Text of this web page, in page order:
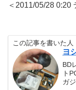
＜2011/05/28 0:20
この記事を書いた人
ヨ
BD
ト
ガ